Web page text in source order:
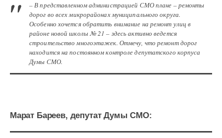
– В представленном администрацией СМО плане – ремонты
дорог во всех микрорайонах муниципального округа.
Особенно хочется обратить внимание на ремонт улиц в
районе новой школы № 21 – здесь активно ведется
строительство многоэтажек. Отмечу, что ремонт дорог
находится на постоянном контроле депутатского корпуса
Думы СМО.
Марат Бареев, депутат Думы СМО: